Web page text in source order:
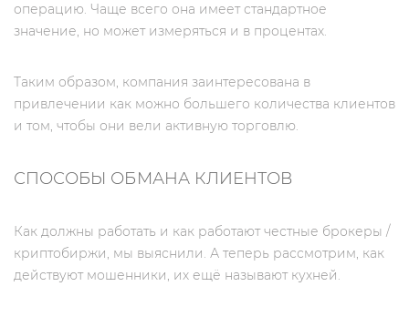
операцию. Чаще всего она имеет стандартное
значение, но может измеряться и в процентах.
Таким образом, компания заинтересована в
привлечении как можно большего количества клиентов
и том, чтобы они вели активную торговлю.
СПОСОБЫ ОБМАНА КЛИЕНТОВ
Как должны работать и как работают честные брокеры /
криптобиржи, мы выяснили. А теперь рассмотрим, как
действуют мошенники, их ещё называют кухней.